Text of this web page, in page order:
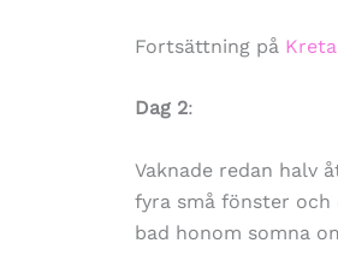
Fortsättning på
Dag 2:
Vaknade redan halv
fyra små fönster
bad honom somna